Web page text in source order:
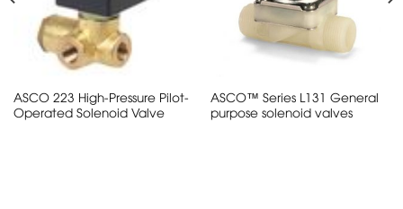
ASCO 223 High-Pressure Pilot-
Operated Solenoid Valve
ASCO™ Series L131 General
purpose solenoid valves